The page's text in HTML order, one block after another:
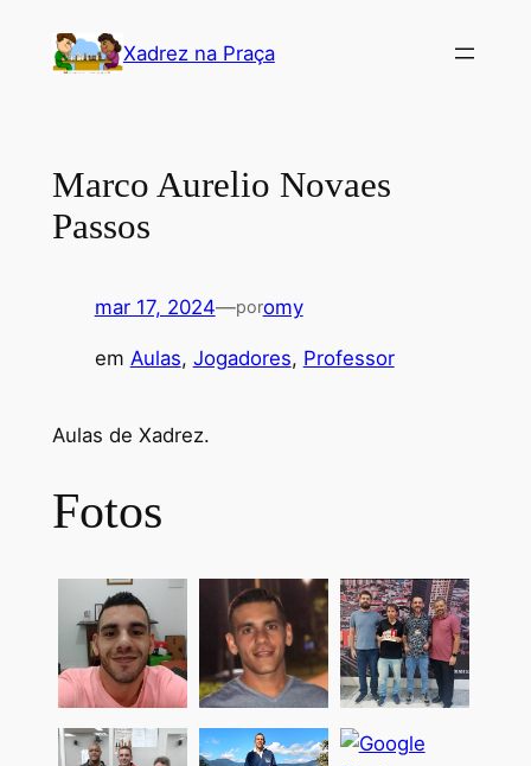
Xadrez na Praça
Marco Aurelio Novaes
Passos
mar 17, 2024—poromy
em Aulas, Jogadores, Professor
Aulas de Xadrez.
Fotos